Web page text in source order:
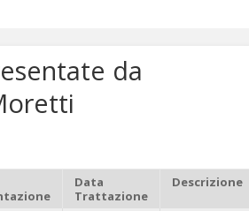
da
Data
Trattazione
Descrizione